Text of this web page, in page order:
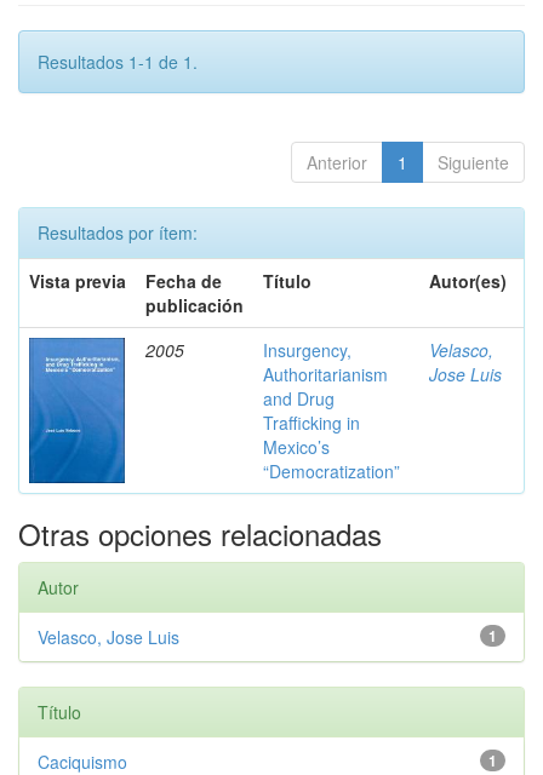
Resultados 1-1 de 1.
Anterior 1 Siguiente
Resultados por ítem:
Vista previa
Fecha de
publicación
Título Autor(es)
2005
Insurgency,
Authoritarianism
and Drug
Trafficking in
Mexico’s
“Democratization”
Velasco,
Jose Luis
Otras opciones relacionadas
Autor
1
Velasco, Jose Luis
Título
1
Caciquismo